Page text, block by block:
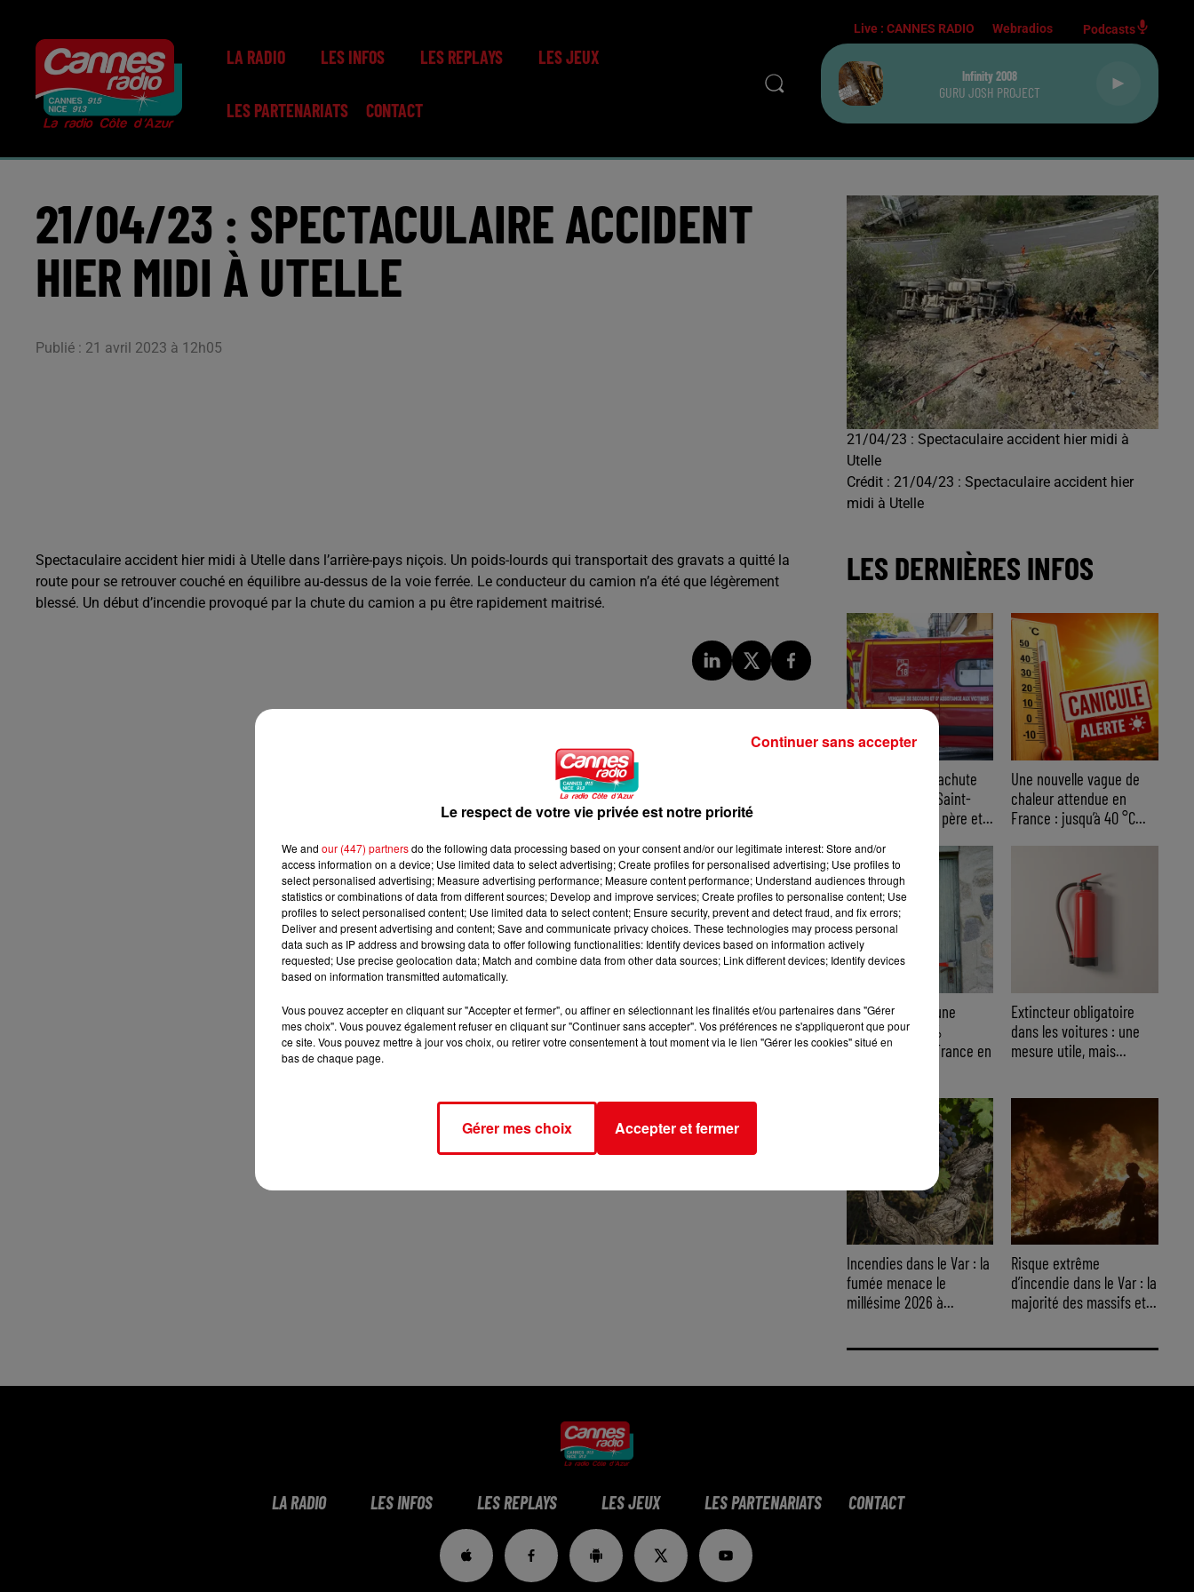
LA RADIO LES INFOS LES REPLAYS LES JEUX
LES PARTENARIATS CONTACT
Live :CANNES RADIO Webradios Podcasts
Infinity 2008
GURU JOSH PROJECT
21/04/23 : SPECTACULAIRE ACCIDENT
HIER MIDI À UTELLE
Publié : 21 avril 2023 à 12h05
21/04/23 : Spectaculaire accident hier midi à
Utelle
Crédit : 21/04/23 : Spectaculaire accident hier
midi à Utelle
Spectaculaire accident hier midi à Utelle dans l’arrière-pays niçois. Un poids-lourds qui transportait des gravats a quitté la
route pour se retrouver couché en équilibre au-dessus de la voie ferrée. Le conducteur du camion n’a été que légèrement
blessé. Un début d’incendie provoqué par la chute du camion a pu être rapidement maitrisé.
LES DERNIÈRES INFOS
Accident de parachute
ascensionnel à Saint-
Cyr-sur-Mer : un père et...
Une nouvelle vague de
chaleur attendue en
France : jusqu’à 40 °C...
Cambriolages : une
hausse de 5,8 %
enregistrée en France en
Extincteur obligatoire
dans les voitures : une
mesure utile, mais...
Incendies dans le Var : la
fumée menace le
millésime 2026 à...
Risque extrême
d’incendie dans le Var : la
majorité des massifs et...
LA RADIO LES INFOS LES REPLAYS LES JEUX LES PARTENARIATS CONTACT
Le respect de votre vie privée est notre priorité
We and our (447) partnersdo the following data processing based on your consent and/or our legitimate interest: Store and/or
access information on a device; Use limited data to select advertising; Create profiles for personalised advertising; Use profiles to
select personalised advertising; Measure advertising performance; Measure content performance; Understand audiences through
statistics or combinations of data from different sources; Develop and improve services; Create profiles to personalise content; Use
profiles to select personalised content; Use limited data to select content; Ensure security, prevent and detect fraud, and fix errors;
Deliver and present advertising and content; Save and communicate privacy choices. These technologies may process personal
data such as IP address and browsing data to offer following functionalities: Identify devices based on information actively
requested; Use precise geolocation data; Match and combine data from other data sources; Link different devices; Identify devices
based on information transmitted automatically.
Vous pouvez accepter en cliquant sur "Accepter et fermer", ou affiner en sélectionnant les finalités et/ou partenaires dans "Gérer
mes choix". Vous pouvez également refuser en cliquant sur "Continuer sans accepter". Vos préférences ne s'appliqueront que pour
ce site. Vous pouvez mettre à jour vos choix, ou retirer votre consentement à tout moment via le lien "Gérer les cookies" situé en
bas de chaque page.
Gérer mes choix Accepter et fermer
Continuer sans accepter